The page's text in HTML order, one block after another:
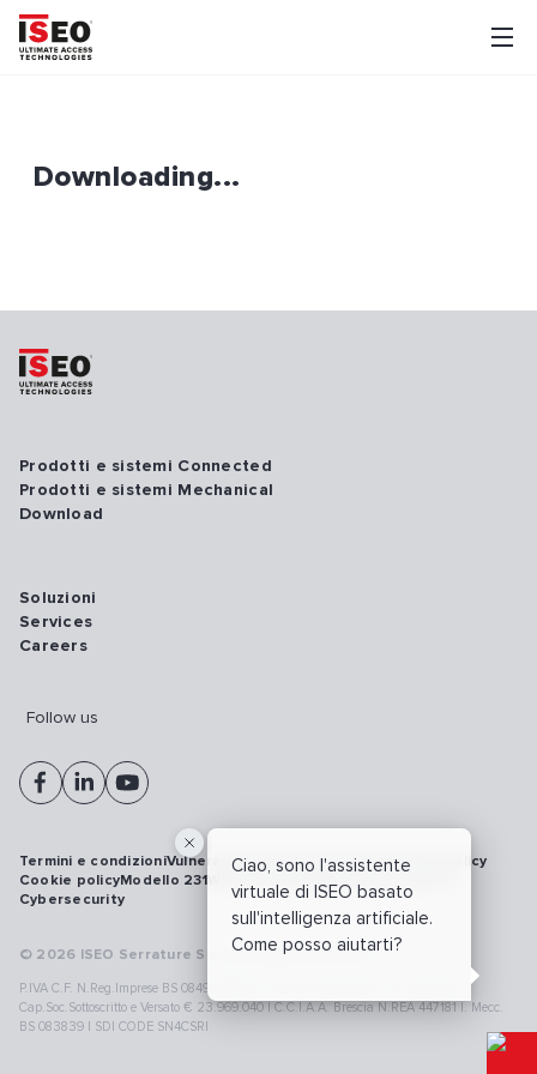
Downloading...
Ciao, sono l'assistente
virtuale di ISEO basato
sull'intelligenza artificiale.
Come posso aiutarti?
Prodotti e sistemi Connected
Prodotti e sistemi Mechanical
Download
Soluzioni
Services
Careers
Follow us
© 2026 ISEO Serrature S.p.A. All right reserved
P.IVA C.F. N.Reg.Imprese BS 08499190018 | Cap.Soc.Deliberato € 24.340.965 |
Cap.Soc.Sottoscritto e Versato € 23.969.040 | C.C.I.A.A. Brescia N.REA 447181 |. Mecc.
BS 083839 | SDI CODE SN4CSRI
Termini e condizioniVulnerability disclosure policyPrivacy policy
Cookie policyModello 231WhistleblowingRichiamo prodotti
Cybersecurity